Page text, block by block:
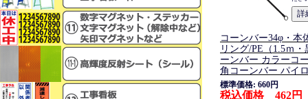
コーンバー34φ・本
リング/PE（1.5ｍ
ーンバー カラーコ
角コーンバー パイ
標準価格: 660円
税込価格 462円